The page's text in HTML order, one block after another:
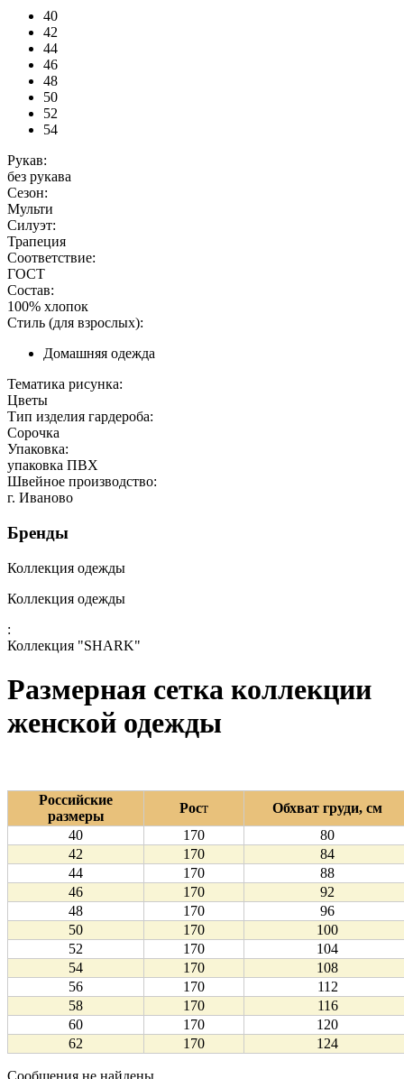
40
42
44
46
48
50
52
54
Рукав:
без рукава
Сезон:
Мульти
Силуэт:
Трапеция
Соответствие:
ГОСТ
Состав:
100% хлопок
Стиль (для взрослых):
Домашняя одежда
Тематика рисунка:
Цветы
Тип изделия гардероба:
Сорочка
Упаковка:
упаковка ПВХ
Швейное производство:
г. Иваново
Бренды
Коллекция одежды
Коллекция одежды
:
Коллекция "SHARK"
Размерная сетка коллекции
женской одежды
Российские
размеры
Рост
Обхват груди, см
40
170
80
42
170
84
44
170
88
46
170
92
48
170
96
50
170
100
52
170
104
54
170
108
56
170
112
58
170
116
60
170
120
62
170 124
Сообщения не найдены